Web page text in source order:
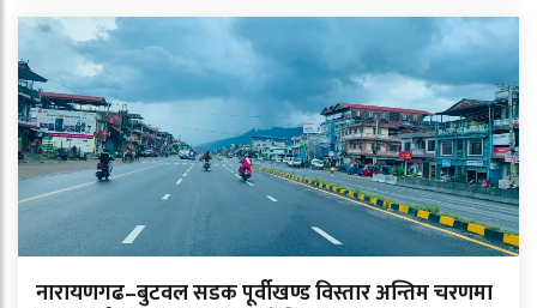
नारायणगढ–बुटवल सडक पूर्वीखण्ड विस्तार अन्तिम चरणमा